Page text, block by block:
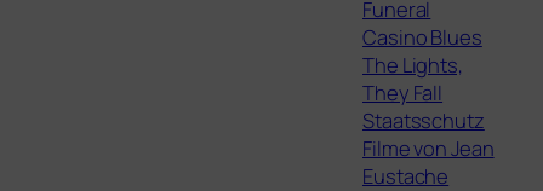
Funeral
Casino Blues
The Lights,
They Fall
Staatsschutz
Filme von Jean
Eustache